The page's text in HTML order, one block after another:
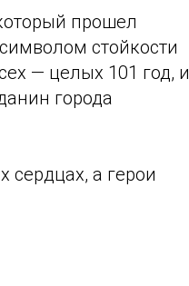
прошел
стойкости
— целых 101 год, и
города
сердцах, а герои